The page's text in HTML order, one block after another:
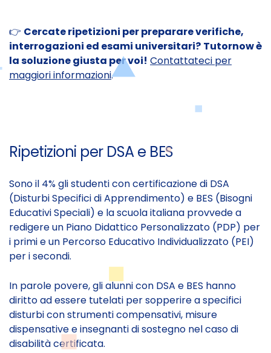
👉 Cercate ripetizioni per preparare verifiche,
interrogazioni ed esami universitari? Tutornow è
la soluzione giusta per voi! Contattateci per
maggiori informazioni.
Ripetizioni per DSA e BES
Sono il 4% gli studenti con certificazione di DSA
(Disturbi Specifici di Apprendimento) e BES (Bisogni
Educativi Speciali) e la scuola italiana provvede a
redigere un Piano Didattico Personalizzato (PDP) per
i primi e un Percorso Educativo Individualizzato (PEI)
per i secondi.
In parole povere, gli alunni con DSA e BES hanno
diritto ad essere tutelati per sopperire a specifici
disturbi con strumenti compensativi, misure
dispensative e insegnanti di sostegno nel caso di
disabilità certificata.